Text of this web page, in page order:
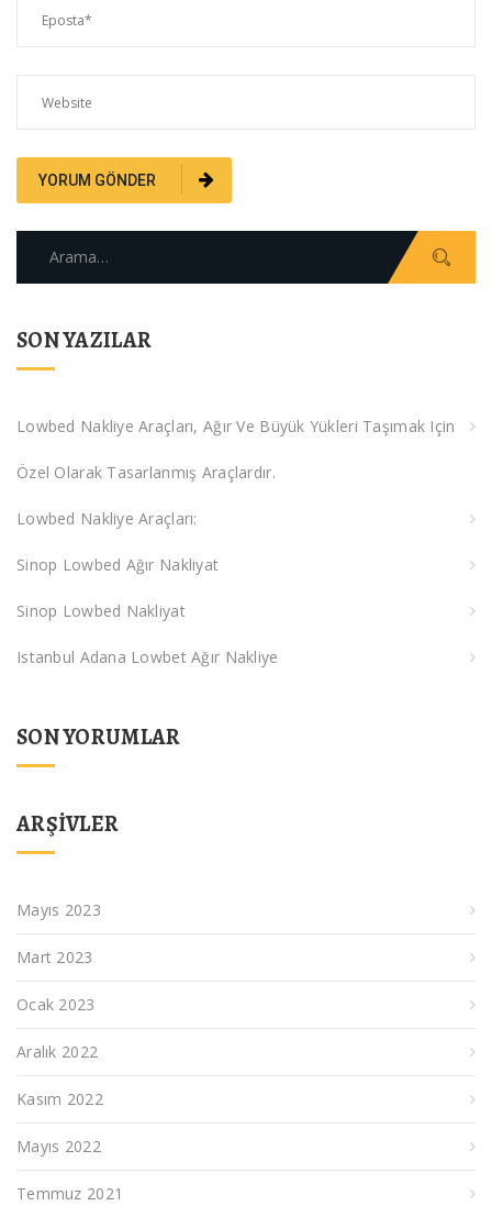
SON YAZILAR
Lowbed Nakliye Araçları, Ağır Ve Büyük Yükleri Taşımak Için
Özel Olarak Tasarlanmış Araçlardır.
Lowbed Nakliye Araçları:
Sinop Lowbed Ağır Nakliyat
Sinop Lowbed Nakliyat
Istanbul Adana Lowbet Ağır Nakliye
SON YORUMLAR
ARŞIVLER
Mayıs 2023
Mart 2023
Ocak 2023
Aralık 2022
Kasım 2022
Mayıs 2022
Temmuz 2021